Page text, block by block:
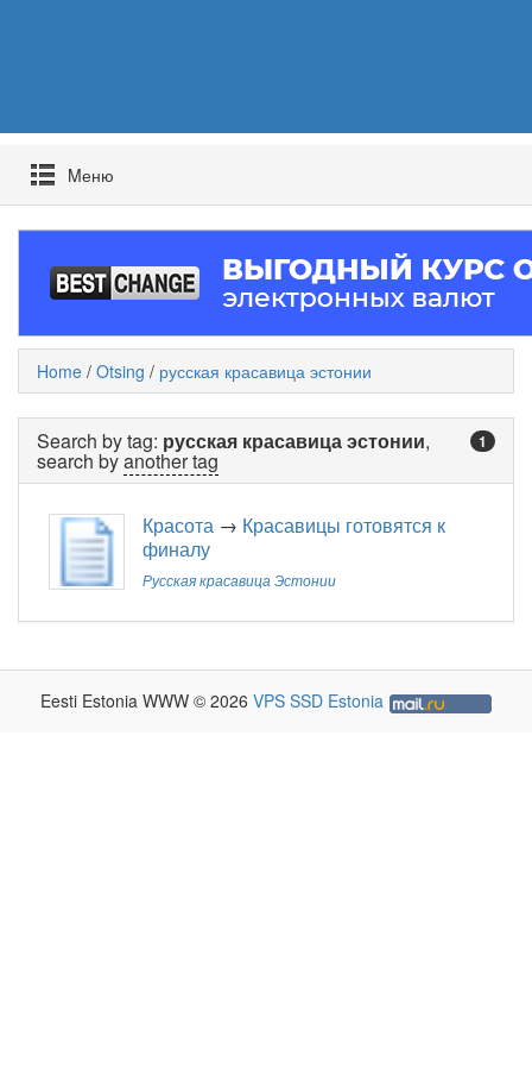
Mеню
Home / Otsing / русская красавица эстонии
1
Search by tag: русская красавица эстонии,
search byanother tag
Красота → Красавицы готовятся к
финалу
Русская красавица Эстонии
Eesti Estonia WWW © 2026 VPS SSD Estonia